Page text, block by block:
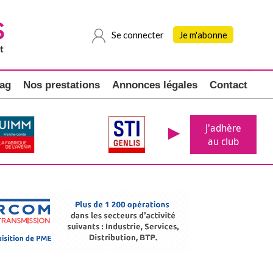
Se connecter Je m'abonne
Nos prestations Annonces légales Contact
J'adhère
au club